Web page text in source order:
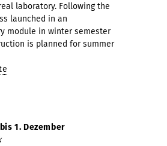
laboratory. Following the
launched in an
module in winter semester
is planned for summer
1. Dezember